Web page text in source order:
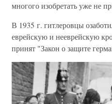
многого изобретать уже не
В 1935 г. гитлеровцы
еврейскую и нееврейскую
принят "Закон о защите